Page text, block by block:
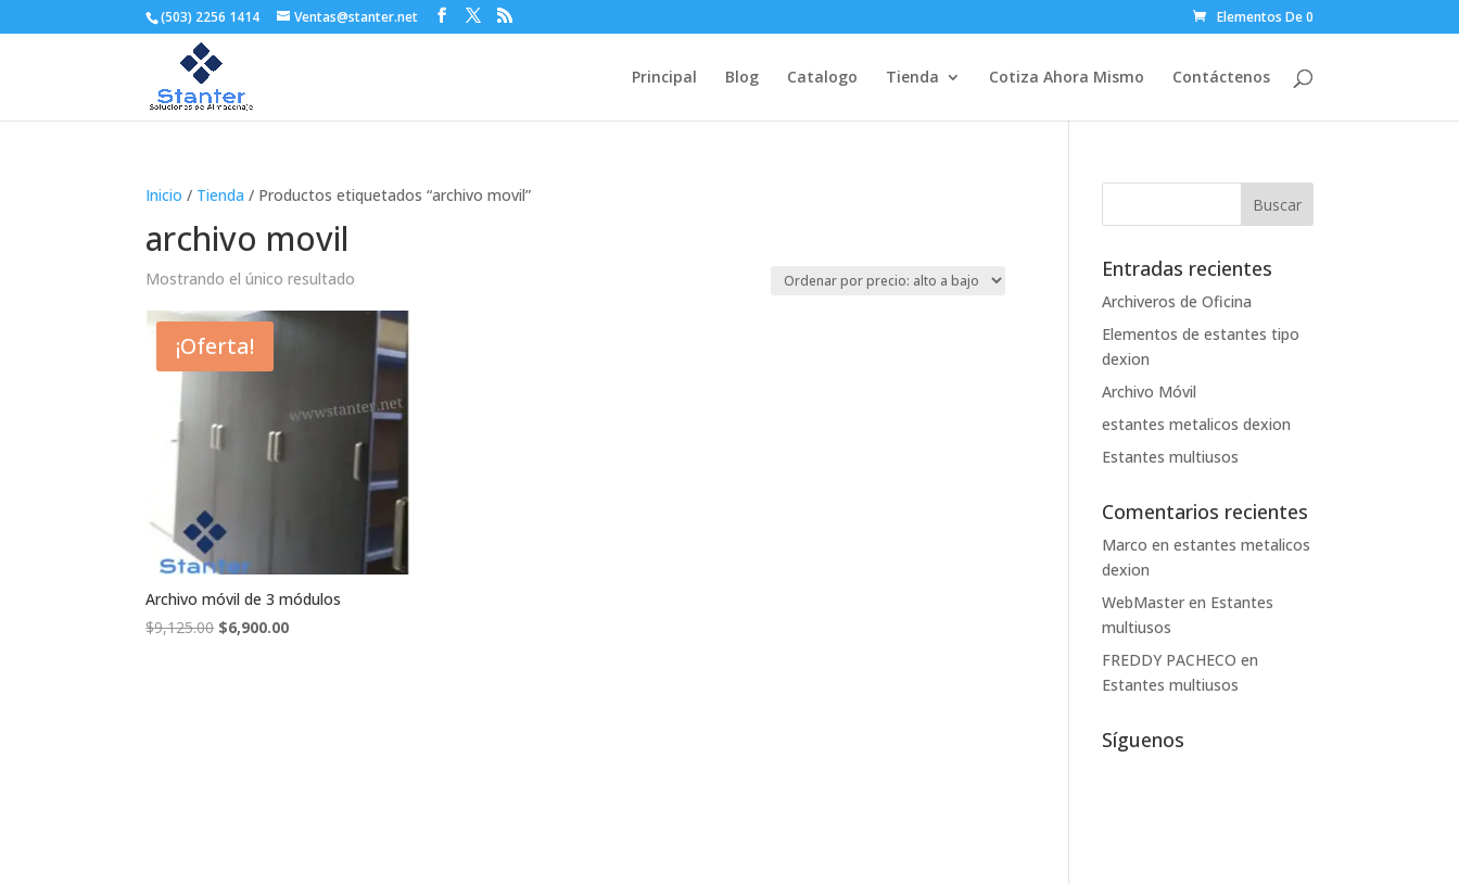
(503) 2256 1414 Ventas@stanter.net Elementos De 0
Principal Blog Catalogo Tienda Cotiza Ahora Mismo Contáctenos
Inicio / Tienda / Productos etiquetados “archivo movil”
archivo movil
Mostrando el único resultado
¡Oferta!
Archivo móvil de 3 módulos
$9,125.00 El
$6,900.00El
Entradas recientes
Archiveros de Oficina
Elementos de estantes tipo
dexion
Archivo Móvil
estantes metalicos dexion
Estantes multiusos
Comentarios recientes
Marco enestantes metalicos
dexion
WebMaster en Estantes
multiusos
FREDDY PACHECO en
Estantes multiusos
Síguenos